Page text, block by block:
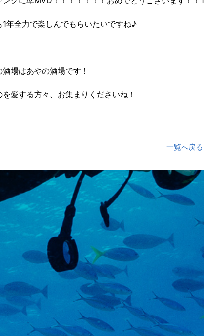
1年全力で楽しんでもらいたいですね♪
酒場はあやの酒場です！
を愛する方々、お集まりくださいね！
一覧へ戻る